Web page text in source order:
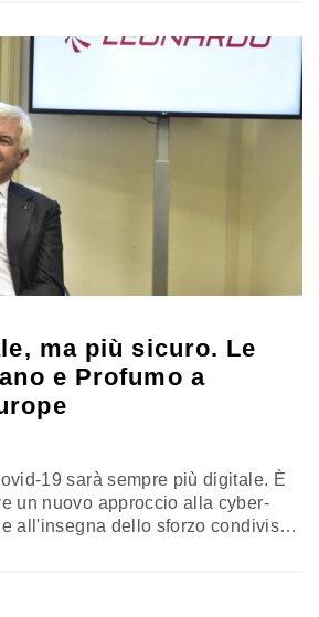
Sebbene colpiti da un’ondata di
ma più sicuro. Le
e Profumo a
19 sarà sempre più digitale. È
un nuovo approccio alla cyber-
all'insegna dello sforzo condiviso